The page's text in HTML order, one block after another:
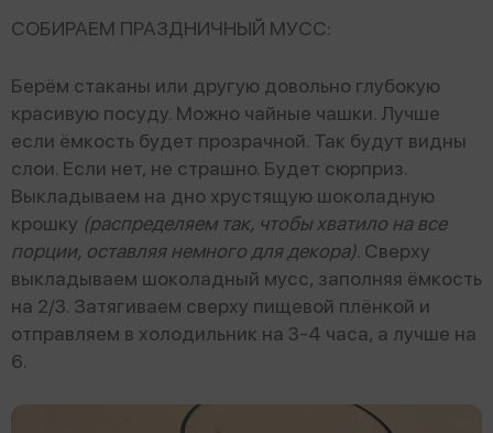
СОБИРАЕМ ПРАЗДНИЧНЫЙ МУСС:
Берём стаканы или другую довольно глубокую
красивую посуду. Можно чайные чашки. Лучше
если ёмкость будет прозрачной. Так будут видны
слои. Если нет, не страшно. Будет сюрприз.
Выкладываем на дно хрустящую шоколадную
крошку (распределяем так, чтобы хватило на все
порции, оставляя немного для декора). Сверху
выкладываем шоколадный мусс, заполняя ёмкость
на 2/3. Затягиваем сверху пищевой плёнкой и
отправляем в холодильник на 3-4 часа, а лучше на
6.